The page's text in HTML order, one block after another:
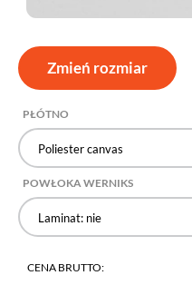
Zmień rozmiar
PŁÓTNO
Poliester canvas
POWŁOKA WERNIKS
Laminat: nie
CENA BRUTTO: